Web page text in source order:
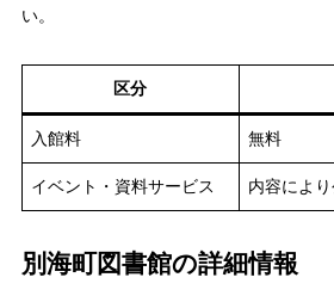
い。
区分
入館料 無料
イベント・資料サービス 内容によ
別海町図書館の詳細情報